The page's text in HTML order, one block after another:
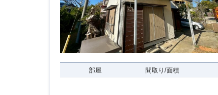
部屋 間取り/面積